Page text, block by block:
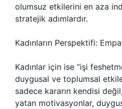
olumsuz etkilerini en aza
stratejik adımlardır.
Kadınların Perspektifi:
Kadınlar için ise “işi
duygusal ve toplumsal
sadece kararın kendisi
yatan motivasyonlar,